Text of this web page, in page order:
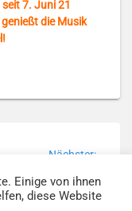
7. Juni 21
die Musik
Nächster:
am SO. 20.06.21
findet
Einige von ihnen
diese Website